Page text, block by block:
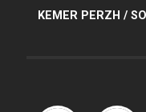
KEMER PERZH /